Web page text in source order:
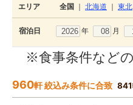
エリア 全国 北海道 東北
宿泊日 年 月
※食事条件など
960軒 絞込み条件に合致 841